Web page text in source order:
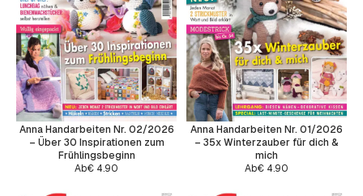
Anna Handarbeiten Nr. 02/2026
– Über 30 Inspirationen zum
Frühlingsbeginn
Ab€ 4.90
Anna Handarbeiten Nr. 01/2026
– 35x Winterzauber für dich &
mich
Ab€ 4.90